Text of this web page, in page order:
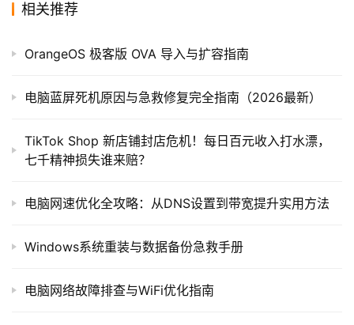
相关推荐
OrangeOS 极客版 OVA 导入与扩容指南
电脑蓝屏死机原因与急救修复完全指南（2026最新）
TikTok Shop 新店铺封店危机！每日百元收入打水漂，
七千精神损失谁来赔？
电脑网速优化全攻略：从DNS设置到带宽提升实用方法
Windows系统重装与数据备份急救手册
电脑网络故障排查与WiFi优化指南